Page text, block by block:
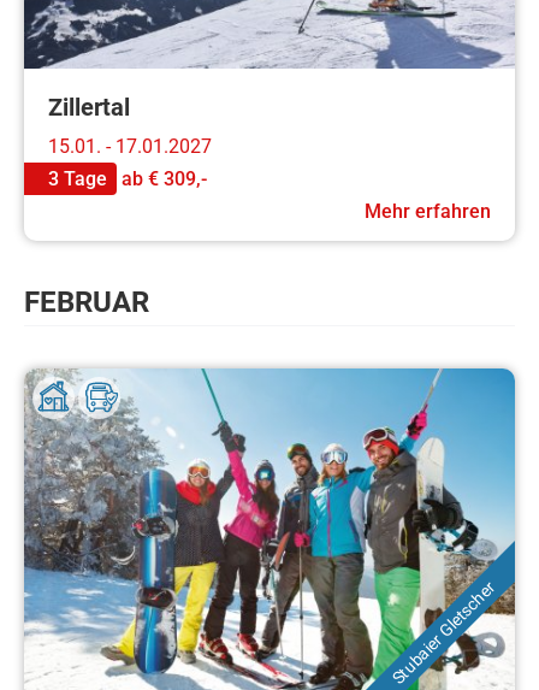
Zillertal
15.01. - 17.01.2027
3 Tage
ab € 309,-
Mehr erfahren
FEBRUAR
Stubaier Gletscher